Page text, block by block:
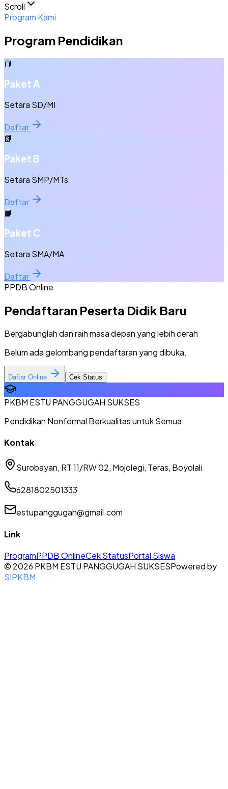
Scroll
Program Kami
Program Pendidikan
📘
Paket A
Setara SD/MI
Daftar
📗
Paket B
Setara SMP/MTs
Daftar
📙
Paket C
Setara SMA/MA
Daftar
PPDB Online
Pendaftaran Peserta Didik Baru
Bergabunglah dan raih masa depan yang lebih cerah
Belum ada gelombang pendaftaran yang dibuka.
Daftar Online Cek Status
PKBM ESTU PANGGUGAH SUKSES
Pendidikan Nonformal Berkualitas untuk Semua
Kontak
Surobayan, RT 11/RW 02, Mojolegi, Teras, Boyolali
6281802501333
estupanggugah@gmail.com
Link
ProgramPPDB OnlineCek StatusPortal Siswa
© 2026 PKBM ESTU PANGGUGAH SUKSESPowered by
SIPKBM